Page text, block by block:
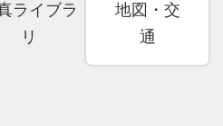
ライブラ
リ
地図・交
通